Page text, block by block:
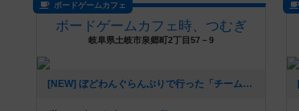
ボードゲームカフェ
ボードゲームカフェ時、つむぎ
岐阜県土岐市泉郷町2丁目57－9
[NEW] ぼどわんぐらんぷりで行った「チーム戦宝石の煌めき」のルールについて（2026年07月11日 16時35分）